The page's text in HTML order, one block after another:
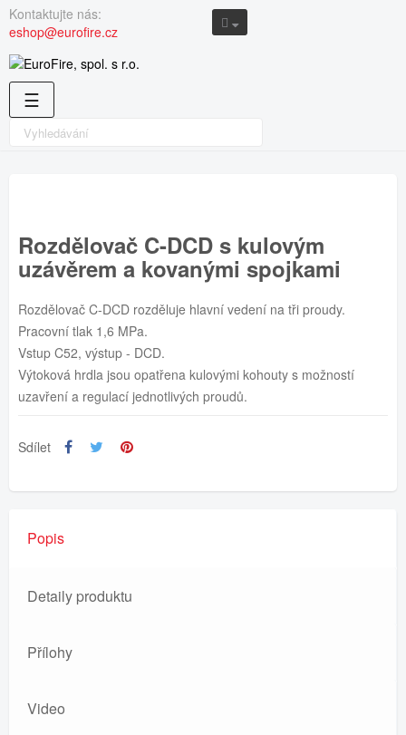
Kontaktujte nás:
eshop@eurofire.cz
Toggle
navigation
☰
Rozdělovač C-DCD s kulovým
uzávěrem a kovanými spojkami
Rozdělovač C-DCD rozděluje hlavní vedení na tři proudy.
Pracovní tlak 1,6 MPa.
Vstup C52, výstup - DCD.
Výtoková hrdla jsou opatřena kulovými kohouty s možností
uzavření a regulací jednotlivých proudů.
Sdílet
Popis
Detaily produktu
Přílohy
Video